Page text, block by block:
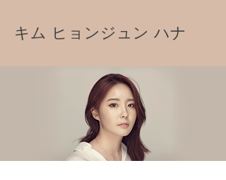
キム ヒョンジュン ハナ